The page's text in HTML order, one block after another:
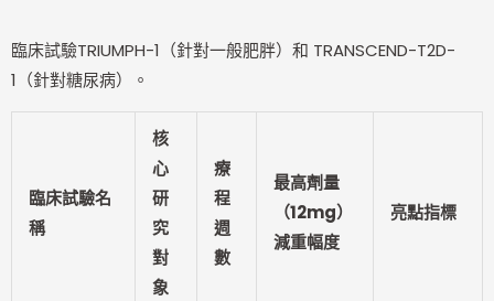
臨床試驗TRIUMPH-1（針對一般肥胖）和 TRANSCEND-T2D-
1（針對糖尿病）。
臨床試驗名
稱
核
心
研
究
對
象
療
程
週
數
最高劑量
（12mg）
減重幅度
亮點指標